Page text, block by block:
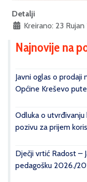
Detalji
Kreirano: 23
Najnovije na
Javni oglas o
Općine Kreševo
Odluka o
pozivu za prijem
Dječji vrtić Radost –
pedagošku 2026./